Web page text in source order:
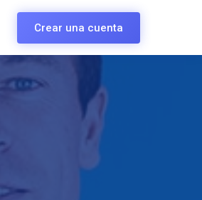
Crear una cuenta